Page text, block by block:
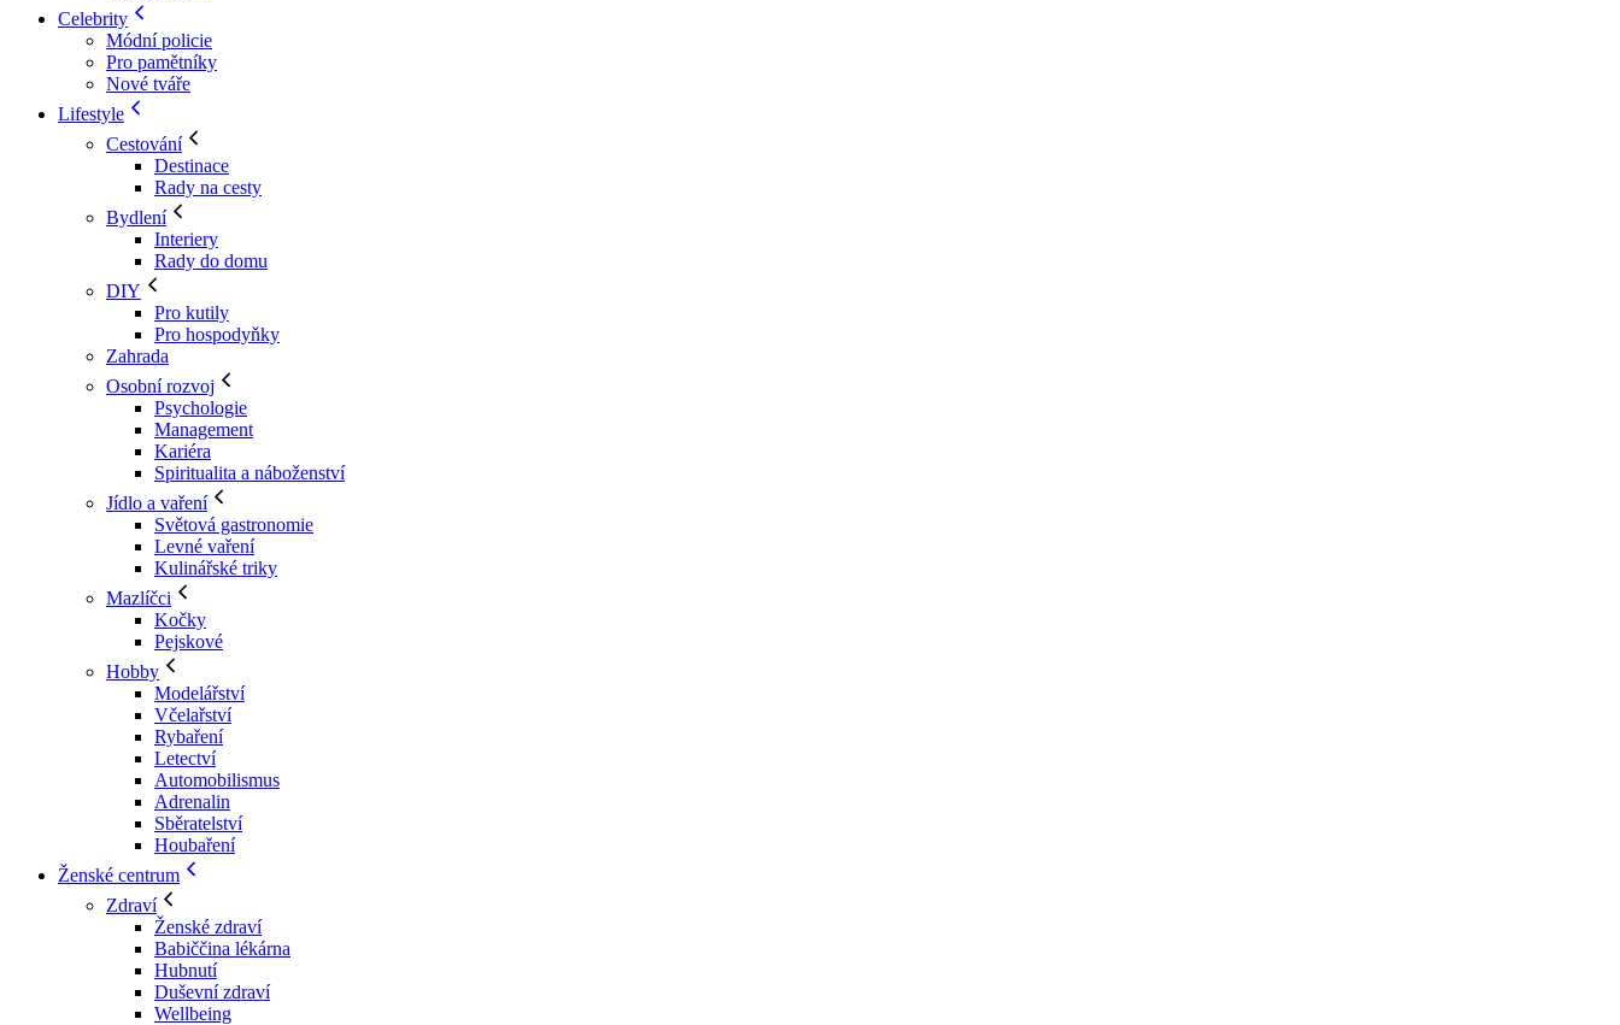
Celebrity
Módní policie
Pro pamětníky
Nové tváře
Lifestyle
Cestování
Destinace
Rady na cesty
Bydlení
Interiery
Rady do domu
DIY
Pro kutily
Pro hospodyňky
Zahrada
Osobní rozvoj
Psychologie
Management
Kariéra
Spiritualita a náboženství
Jídlo a vaření
Světová gastronomie
Levné vaření
Kulinářské triky
Mazlíčci
Kočky
Pejskové
Hobby
Modelářství
Včelařství
Rybaření
Letectví
Automobilismus
Adrenalin
Sběratelství
Houbaření
Ženské centrum
Zdraví
Ženské zdraví
Babiččina lékárna
Hubnutí
Duševní zdraví
Wellbeing